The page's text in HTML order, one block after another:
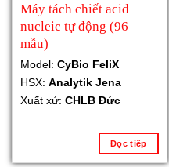
Máy tách chiết acid
nucleic tự động (96
mẫu)
Model: CyBio FeliX
HSX: Analytik Jena
Xuất xứ: CHLB Đức
Đọc tiếp